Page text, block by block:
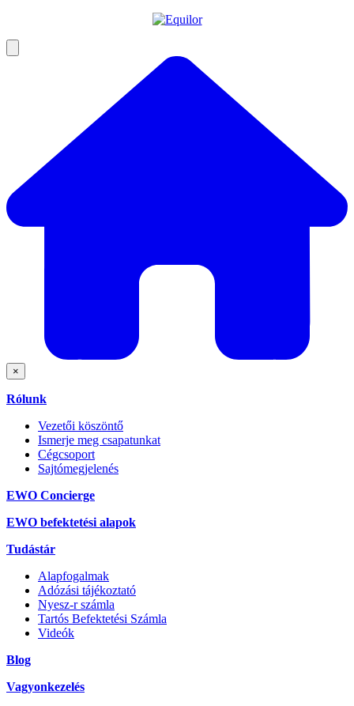
×
Rólunk
Vezetői köszöntő
Ismerje meg csapatunkat
Cégcsoport
Sajtómegjelenés
EWO Concierge
EWO befektetési alapok
Tudástár
Alapfogalmak
Adózási tájékoztató
Nyesz-r számla
Tartós Befektetési Számla
Videók
Blog
Vagyonkezelés